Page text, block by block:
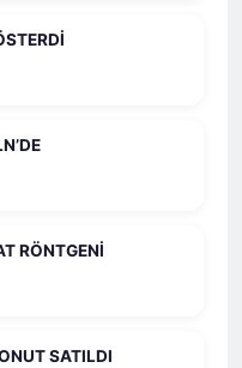
RÖNTGENİ
SATILDI